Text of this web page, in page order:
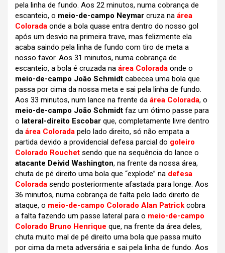
pela linha de fundo. Aos 22 minutos, numa cobrança de
escanteio, o meio-de-campo Neymar cruza na área
Colorada onde a bola quase entra dentro do nosso gol
após um desvio na primeira trave, mas felizmente ela
acaba saindo pela linha de fundo com tiro de meta a
nosso favor. Aos 31 minutos, numa cobrança de
escanteio, a bola é cruzada na área Colorada onde o
meio-de-campo João Schmidt cabecea uma bola que
passa por cima da nossa meta e sai pela linha de fundo.
Aos 33 minutos, num lance na frente da área Colorada, o
meio-de-campo João Schmidt faz um ótimo passe para
o lateral-direito Escobar que, completamente livre dentro
da área Colorada pelo lado direito, só não empata a
partida devido a providencial defesa parcial do goleiro
Colorado Rouchet sendo que na sequência do lance o
atacante Deivid Washington, na frente da nossa área,
chuta de pé direito uma bola que “explode” na defesa
Colorada sendo posteriormente afastada para longe. Aos
36 minutos, numa cobrança de falta pelo lado direito de
ataque, o meio-de-campo Colorado Alan Patrick cobra
a falta fazendo um passe lateral para o meio-de-campo
Colorado Bruno Henrique que, na frente da área deles,
chuta muito mal de pé direito uma bola que passa muito
por cima da meta adversária e sai pela linha de fundo. Aos